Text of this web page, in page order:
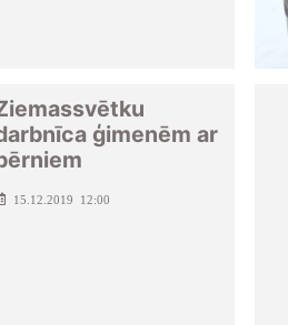
ģimenēm ar
15.12.2019 12:00